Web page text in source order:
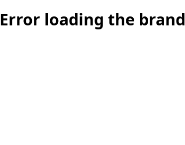
Error loading the brand